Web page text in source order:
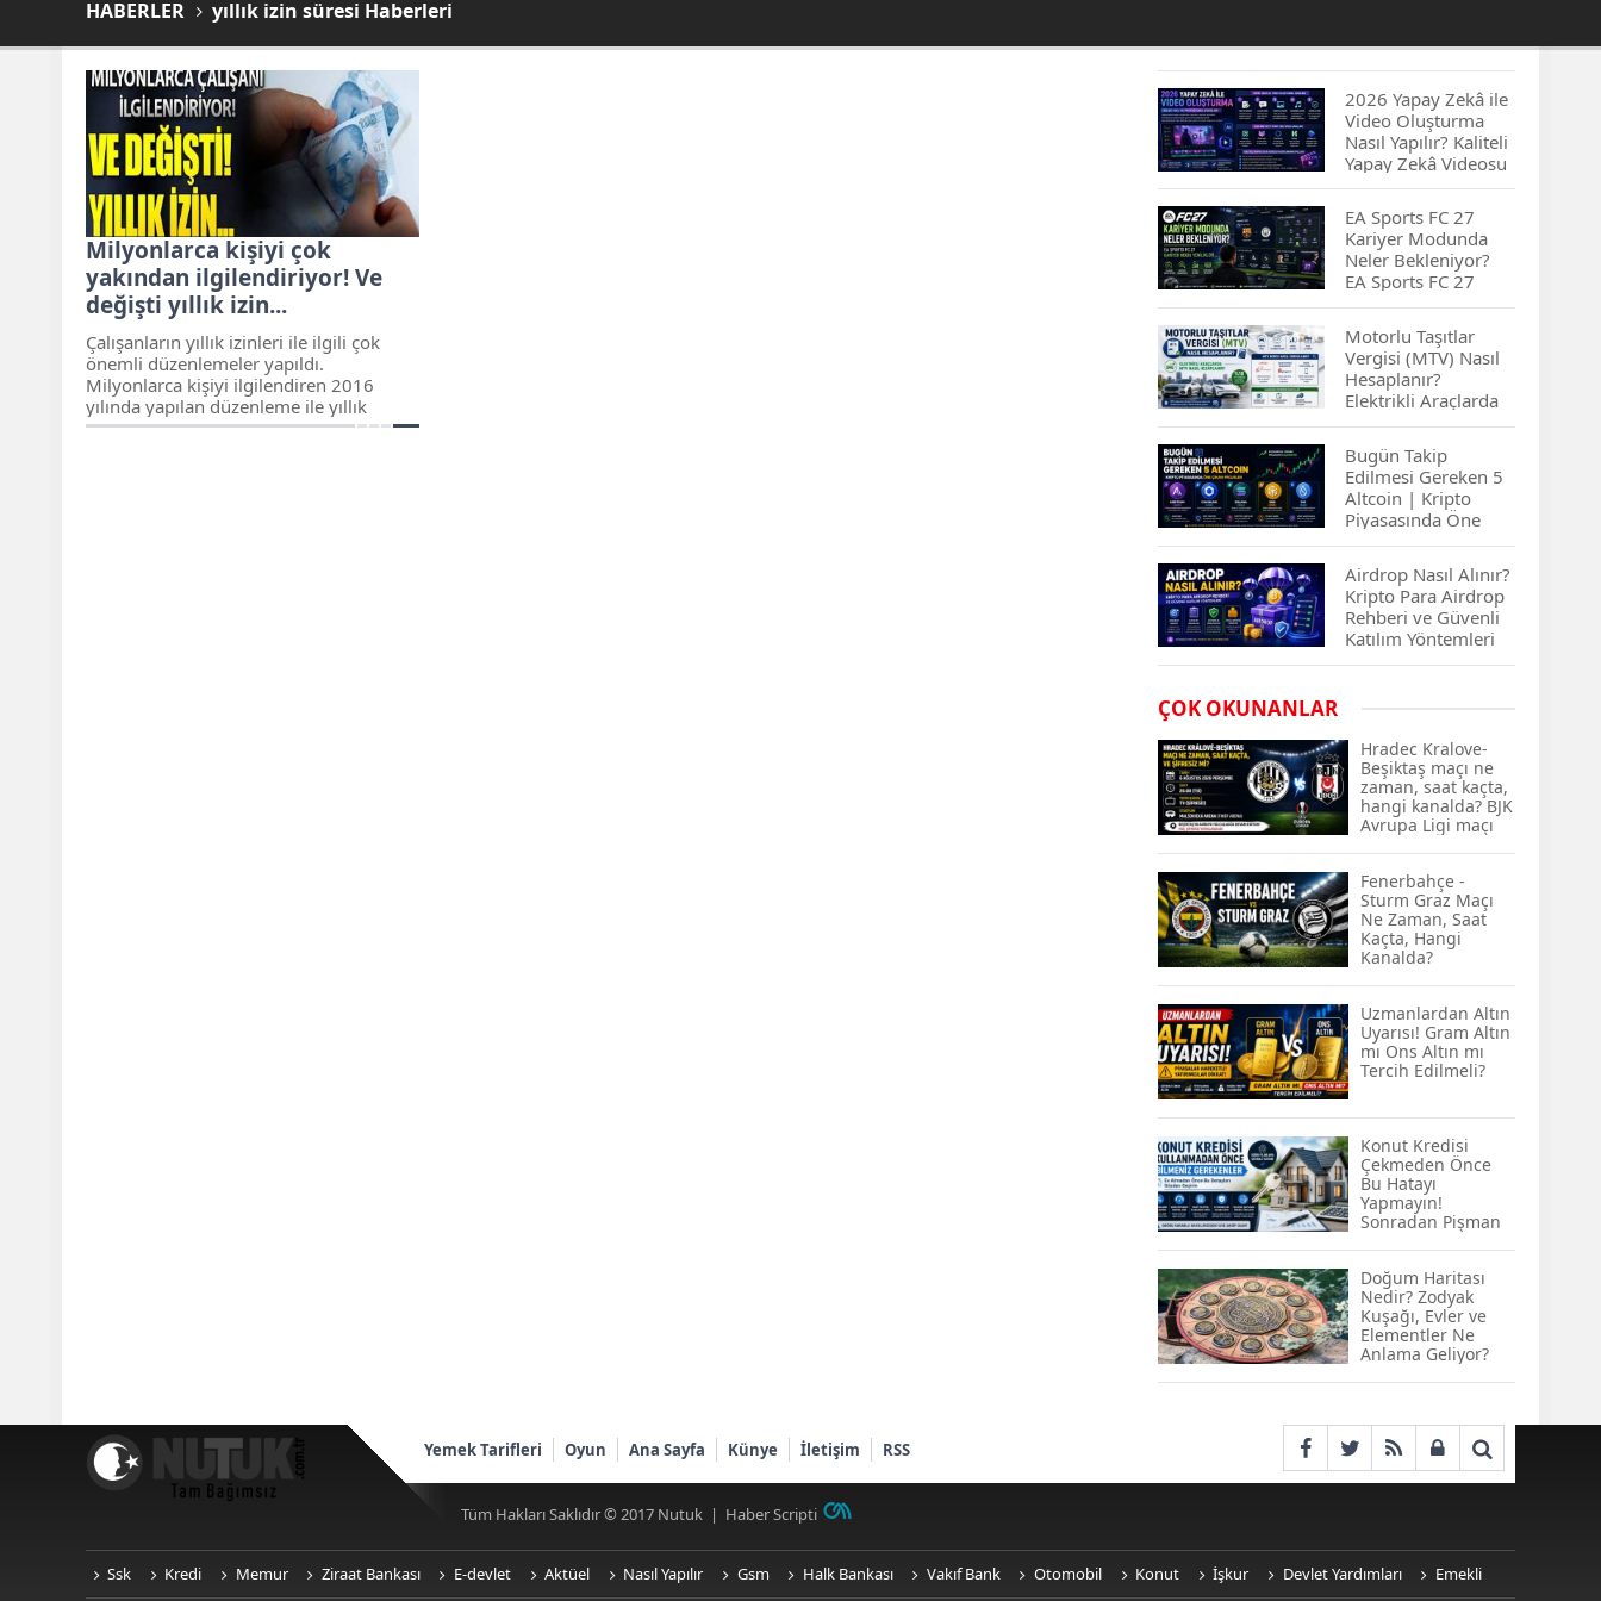
HABERLER yıllık izin süresi Haberleri
Milyonlarca kişiyi çok
yakından ilgilendiriyor! Ve
değişti yıllık izin...
Çalışanların yıllık izinleri ile ilgili çok
önemli düzenlemeler yapıldı.
Milyonlarca kişiyi ilgilendiren 2016
yılında yapılan düzenleme ile yıllık
izinler 5’e bölünebilecek ve bir bölümü 6
2026 Yapay Zekâ ile
Video Oluşturma
Nasıl Yapılır? Kaliteli
Yapay Zekâ Videosu
Hazırlamanın
İpuçları...
EA Sports FC 27
Kariyer Modunda
Neler Bekleniyor?
EA Sports FC 27
Kariyer Modu
Yenilikleri…
Motorlu Taşıtlar
Vergisi (MTV) Nasıl
Hesaplanır?
Elektrikli Araçlarda
MTV Nasıl
Hesaplanır? MTV
Borcu Nasıl
Sorgulanır?
Bugün Takip
Edilmesi Gereken 5
Altcoin | Kripto
Piyasasında Öne
Çıkan Projeler
Airdrop Nasıl Alınır?
Kripto Para Airdrop
Rehberi ve Güvenli
Katılım Yöntemleri
Hangi Piyasa Sizin
İçin Daha Uygun?
ABD-İran Anlaşması
Sonrası Altın Rekora
Koştu, Petrol
Fiyatları Sert Düştü
Temmuz 2026 Maaş
Zammı Netleşiyor!
Memur, Emekli ve
Yeni Oranlar
KOSGEB’den
KOBİ’lere Dev
Finansman Hamlesi:
36 Ay Vadeli 30
Milyon TL Destek
Emekli Maaşlarında
Temmuz Hesabı:
Zam Oranı ve Taban
Aylık İçin Yeni
Senaryolar
ÇOK OKUNANLAR
Hradec Kralove-
Beşiktaş maçı ne
zaman, saat kaçta,
hangi kanalda? BJK
Avrupa Ligi maçı
Kralove-Beşiktaş
maçı şifresiz, HD
canlı yayın
Fenerbahçe -
Sturm Graz Maçı
Ne Zaman, Saat
Kaçta, Hangi
Kanalda?
Uzmanlardan Altın
Uyarısı! Gram Altın
mı Ons Altın mı
Tercih Edilmeli?
Konut Kredisi
Çekmeden Önce
Bu Hatayı
Yapmayın!
Sonradan Pişman
Doğum Haritası
Nedir? Zodyak
Kuşağı, Evler ve
Elementler Ne
Anlama Geliyor?
Yemek Tarifleri Oyun Ana Sayfa Künye İletişim RSS
Tüm Hakları Saklıdır © 2017 Nutuk | Haber Scripti
Ssk Kredi Memur Ziraat Bankası E-devlet Aktüel Nasıl Yapılır Gsm Halk Bankası Vakıf Bank Otomobil Konut İşkur Devlet Yardımları Emekli